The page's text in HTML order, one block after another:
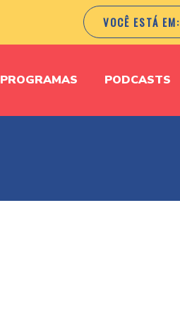
VOCÊ ESTÁ EM:
PROGRAMAS PODCASTS